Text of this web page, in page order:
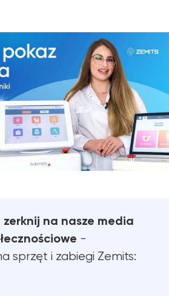
zerknij na nasze media
-
sprzęt i zabiegi Zemits: